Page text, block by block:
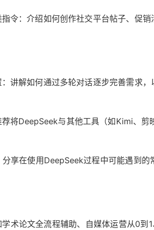
令：介绍如何创作社交平台帖子、促
讲解如何通过多轮对话逐步完善需求
将DeepSeek与其他工具（如Kimi、
享在使用DeepSeek过程中可能遇到
术论文全流程辅助、自媒体运营从0到